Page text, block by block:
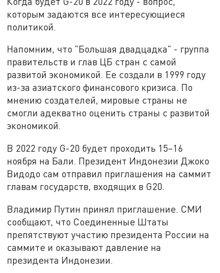
которым задаются все интересующиеся
политикой.
Напомним, что "Большая двадцадка" - группа
правительств и глав ЦБ стран с самой
развитой экономикой. Ее создали в 1999 году
из-за азиатского финансового кризиса. По
мнению создателей, мировые страны не
смогли адекватно оценить страны с развитой
экономикой.
В 2022 году G-20 будет проходить 15–16
ноября на Бали. Президент Индонезии Джоко
Видодо сам отправил приглашения на саммит
главам государств, входящих в G20.
Владимир Путин принял приглашение. СМИ
сообщают, что Соединенные Штаты
препятствуют участию президента России на
саммите и оказывают давление на
президента Индонезии.